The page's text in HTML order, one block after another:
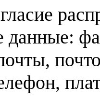
данные: